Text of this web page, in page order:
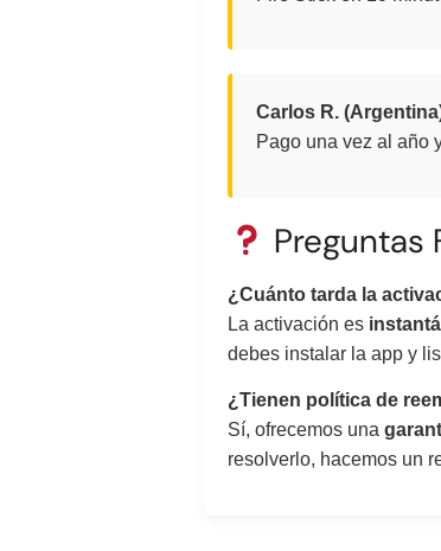
Carlos R.
Pago una vez al año
Preguntas
¿Cuánto tarda la
La activación es
debes instalar la app y
¿Tienen política de
Sí, ofrecemos una
resolverlo, hacemos un